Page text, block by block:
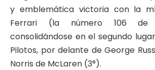
y emblemática victoria con la
Ferrari (la número 106 de
consolidándose en el segundo
Pilotos, por delante de George
Norris de McLaren (3°).